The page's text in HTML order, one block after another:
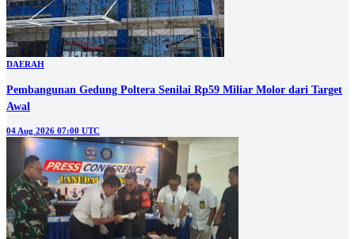
DAERAH
Pembangunan Gedung Poltera Senilai Rp59 Miliar Molor dari Target
Awal
04 Aug 2026 07:00 UTC